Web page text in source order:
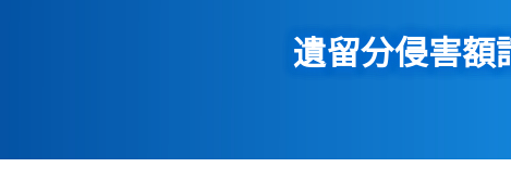
遺留分侵害額